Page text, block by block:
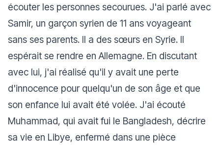
écouter les personnes secourues. J'ai parlé avec
Samir, un garçon syrien de 11 ans voyageant
sans ses parents. Il a des sœurs en Syrie. Il
espérait se rendre en Allemagne. En discutant
avec lui, j'ai réalisé qu'il y avait une perte
d'innocence pour quelqu'un de son âge et que
son enfance lui avait été volée. J'ai écouté
Muhammad, qui avait fui le Bangladesh, décrire
sa vie en Libye, enfermé dans une pièce